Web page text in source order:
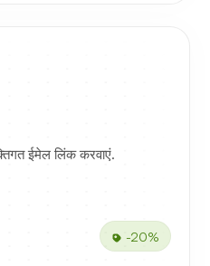
ईमेल लिंक करवाएं.
-20%